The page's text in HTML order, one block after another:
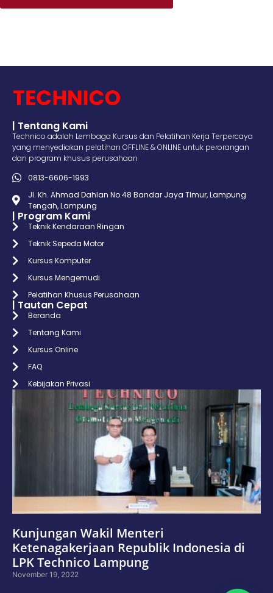
| Tentang Kami
Technico adalah Lembaga Kursus dan Pelatihan Kerja Terpercaya
yang menyediakan pelatihan OFFLINE & ONLINE untuk perorangan
dan program khusus perusahaan
0813-6606-1993
Jl. Kh. Ahmad Dahlan No.48 Bandar Jaya TImur, Lampung
Tengah, Lampung
| Program Kami
Teknik Kendaraan Ringan
Teknik Sepeda Motor
Kursus Komputer
Kursus Mengemudi
Pelatihan Khusus Perusahaan
| Tautan Cepat
Beranda
Tentang Kami
Kursus Online
FAQ
Kebijakan Privasi
Kunjungan Wakil Menteri
Ketenagakerjaan Republik Indonesia di
LPK Technico Lampung
November 19, 2022